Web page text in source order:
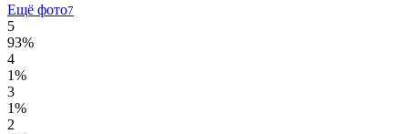
Ещё фото7
5
93%
4
1%
3
1%
2